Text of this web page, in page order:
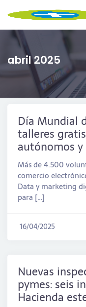
abril 2025
Día Mundial
talleres
autónomos y
Más de 4.500
comercio
Data y marketing
para […]
16/04/2025
Nuevas
pymes: seis
Hacienda